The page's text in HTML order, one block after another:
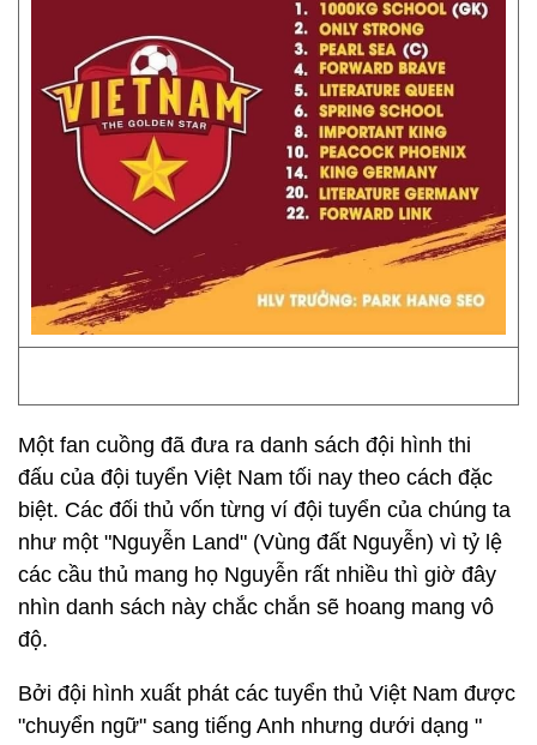
Một fan cuồng đã đưa ra danh sách đội hình thi
đấu của đội tuyển Việt Nam tối nay theo cách đặc
biệt. Các đối thủ vốn từng ví đội tuyển của chúng ta
như một "Nguyễn Land" (Vùng đất Nguyễn) vì tỷ lệ
các cầu thủ mang họ Nguyễn rất nhiều thì giờ đây
nhìn danh sách này chắc chắn sẽ hoang mang vô
độ.
Bởi đội hình xuất phát các tuyển thủ Việt Nam được
"chuyển ngữ" sang tiếng Anh nhưng dưới dạng "